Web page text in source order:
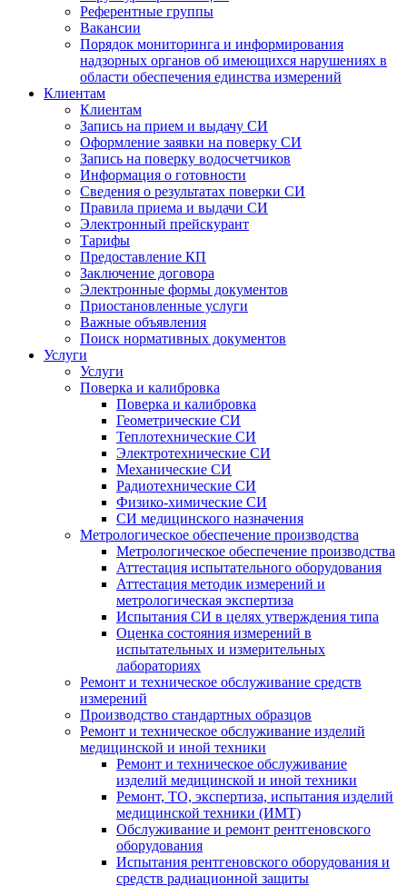
Референтные группы
Вакансии
Порядок мониторинга и информирования
надзорных органов об имеющихся нарушениях в
области обеспечения единства измерений
Клиентам
Клиентам
Запись на прием и выдачу СИ
Оформление заявки на поверку СИ
Запись на поверку водосчетчиков
Информация о готовности
Сведения о результатах поверки СИ
Правила приема и выдачи СИ
Электронный прейскурант
Тарифы
Предоставление КП
Заключение договора
Электронные формы документов
Приостановленные услуги
Важные объявления
Поиск нормативных документов
Услуги
Услуги
Поверка и калибровка
Поверка и калибровка
Геометрические СИ
Теплотехнические СИ
Электротехнические СИ
Механические СИ
Радиотехнические СИ
Физико-химические СИ
СИ медицинского назначения
Метрологическое обеспечение производства
Метрологическое обеспечение производства
Аттестация испытательного оборудования
Аттестация методик измерений и
метрологическая экспертиза
Испытания СИ в целях утверждения типа
Оценка состояния измерений в
испытательных и измерительных
лабораториях
Ремонт и техническое обслуживание средств
измерений
Производство стандартных образцов
Ремонт и техническое обслуживание изделий
медицинской и иной техники
Ремонт и техническое обслуживание
изделий медицинской и иной техники
Ремонт, ТО, экспертиза, испытания изделий
медицинской техники (ИМТ)
Обслуживание и ремонт рентгеновского
оборудования
Испытания рентгеновского оборудования и
средств радиационной защиты